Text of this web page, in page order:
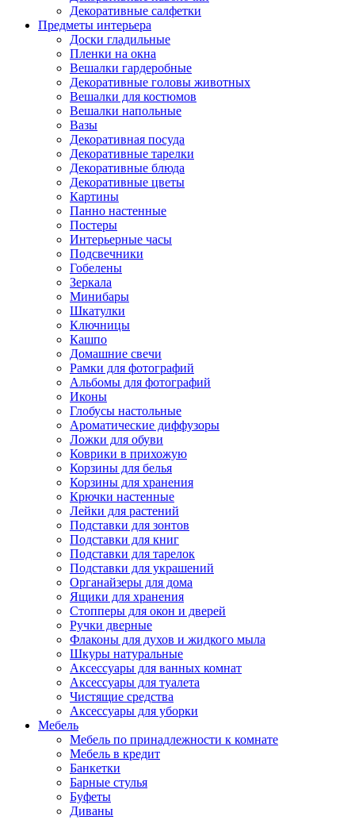
Декоративные салфетки
Предметы интерьера
Доски гладильные
Пленки на окна
Вешалки гардеробные
Декоративные головы животных
Вешалки для костюмов
Вешалки напольные
Вазы
Декоративная посуда
Декоративные тарелки
Декоративные блюда
Декоративные цветы
Картины
Панно настенные
Постеры
Интерьерные часы
Подсвечники
Гобелены
Зеркала
Минибары
Шкатулки
Ключницы
Кашпо
Домашние свечи
Рамки для фотографий
Альбомы для фотографий
Иконы
Глобусы настольные
Ароматические диффузоры
Ложки для обуви
Коврики в прихожую
Корзины для белья
Корзины для хранения
Крючки настенные
Лейки для растений
Подставки для зонтов
Подставки для книг
Подставки для тарелок
Подставки для украшений
Органайзеры для дома
Ящики для хранения
Стопперы для окон и дверей
Ручки дверные
Флаконы для духов и жидкого мыла
Шкуры натуральные
Аксессуары для ванных комнат
Аксессуары для туалета
Чистящие средства
Аксессуары для уборки
Мебель
Мебель по принадлежности к комнате
Мебель в кредит
Банкетки
Барные стулья
Буфеты
Диваны